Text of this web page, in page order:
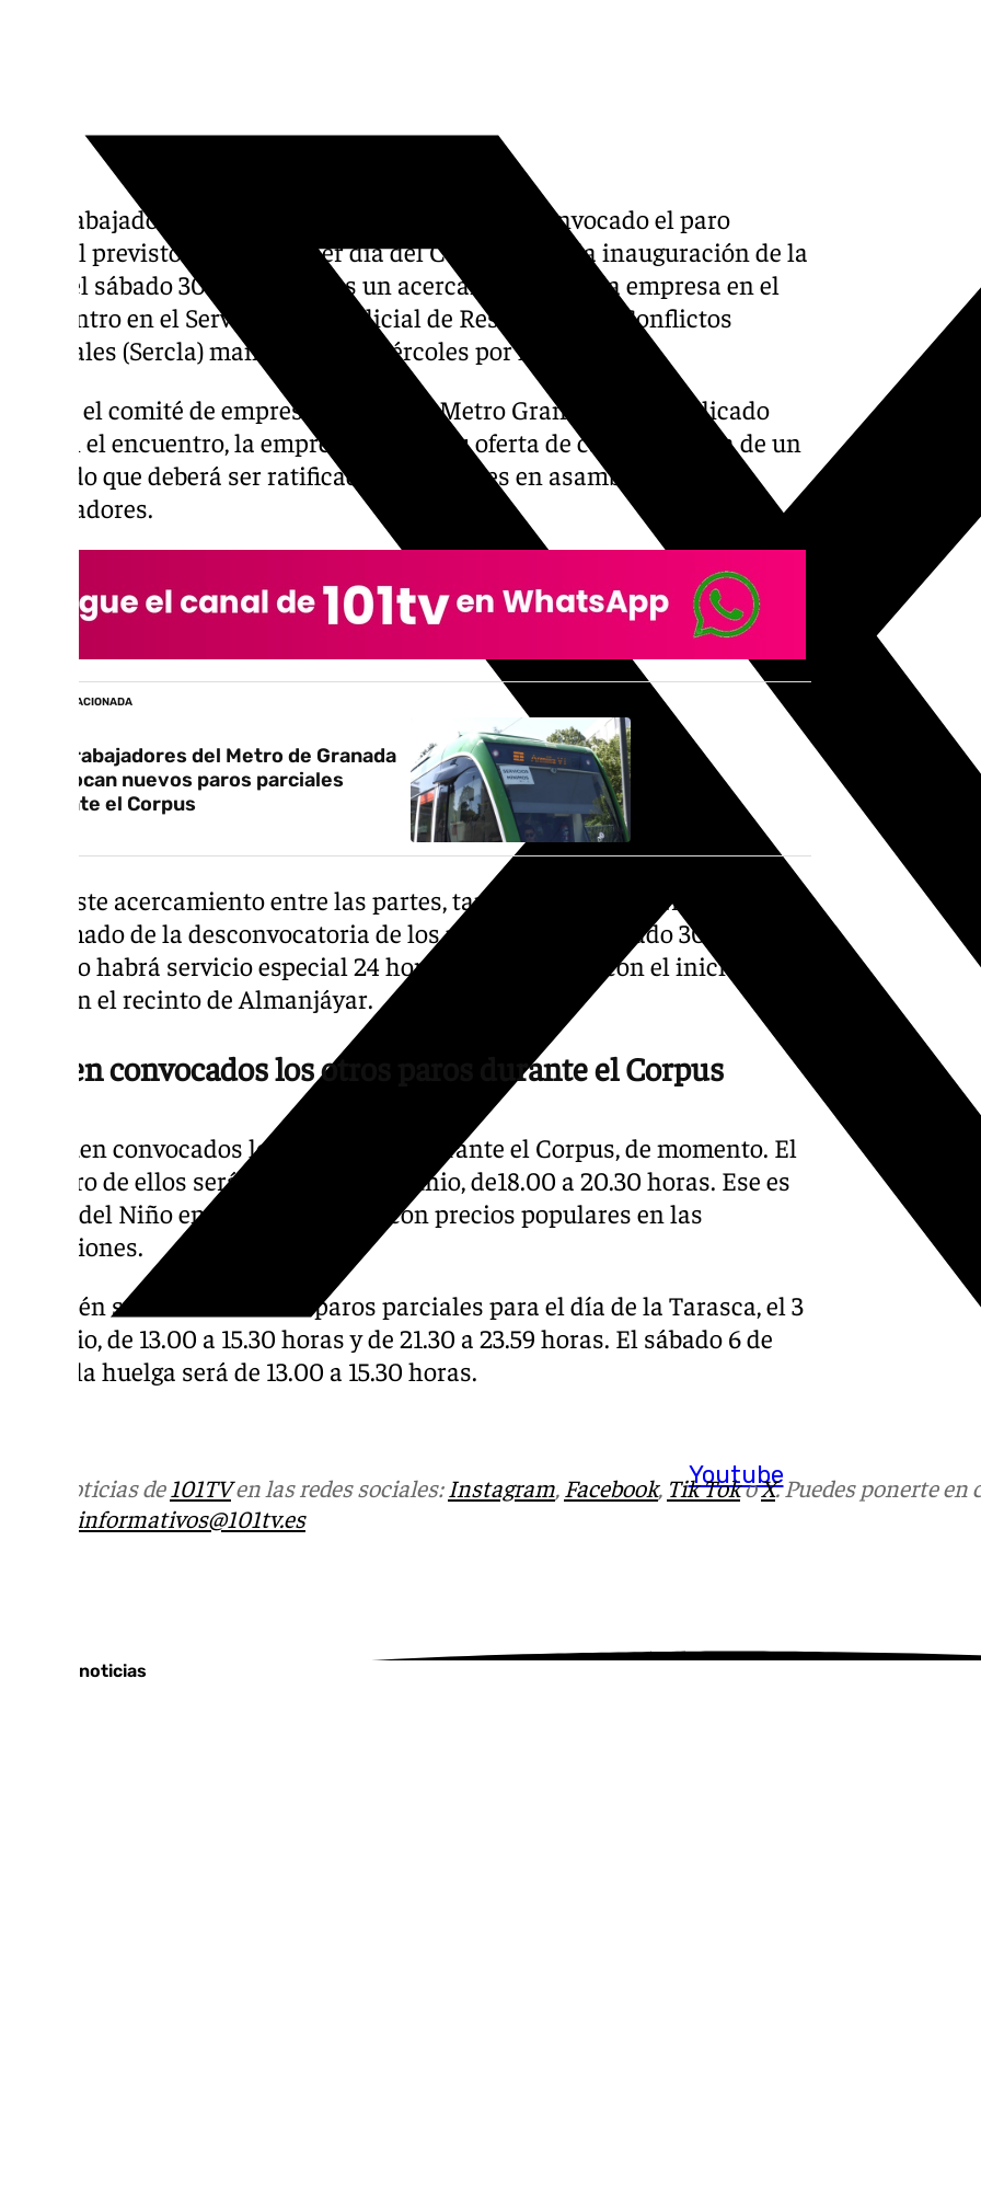
Youtube
Los trabajadores del Metro de Granada han desconvocado el paro
parcial previsto para el primer día del Corpus, el de la inauguración de la
feria, el sábado 30 de mayo, tras un acercamiento con la empresa en el
encuentro en el Servicio Extrajudicial de Resolución de Conflictos
Laborales (Sercla) mantenido el miércoles por la noche
Desde el comité de empresa de Avanza Metro Granada han explicado
que en el encuentro, la empresa mejoró su oferta de cara a la firma de un
acuerdo que deberá ser ratificado este viernes en asamblea de
trabajadores.
NOTICIA RELACIONADA
Los trabajadores del Metro de Granada
convocan nuevos paros parciales
durante el Corpus
Tras este acercamiento entre las partes, también Metro de Granada ha
informado de la desconvocatoria de los paros para el sábado 30 de mayo,
cuando habrá servicio especial 24 horas coincidiendo con el inicio de la
feria en el recinto de Almanjáyar.
Siguen convocados los otros paros durante el Corpus
Sí siguen convocados los otros paros durante el Corpus, de momento. El
primero de ellos será el martes 2 de junio, de18.00 a 20.30 horas. Ese es
el Día del Niño en el recinto ferial, con precios populares en las
atracciones.
También se han convocado paros parciales para el día de la Tarasca, el 3
de junio, de 13.00 a 15.30 horas y de 21.30 a 23.59 horas. El sábado 6 de
junio, la huelga será de 13.00 a 15.30 horas.
Más noticias de101TVen las redes sociales:Instagram, Facebook, Tik TokoX. Puedes ponerte
informativos@101tv.es
Últimas noticias